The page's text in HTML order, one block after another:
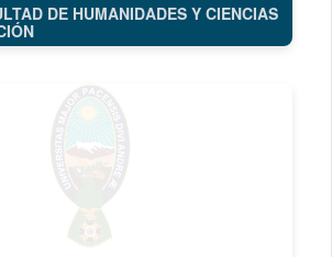
DE HUMANIDADES Y CIENCIAS